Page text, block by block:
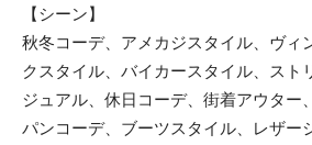
【シーン】
秋冬コーデ、アメカジスタイル、ヴィ
クスタイル、バイカースタイル、スト
ジュアル、休日コーデ、街着アウター
パンコーデ、ブーツスタイル、レザー